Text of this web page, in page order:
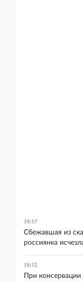
18:57
Сбежавшая из
россиянка
18:52
При